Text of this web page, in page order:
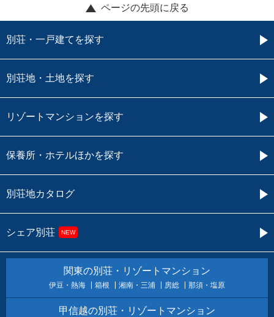
ページの先頭に戻る
別荘・一戸建てを探す
別荘地・土地を探す
リゾートマンションを探す
保養所・ホテルほかを探す
別荘地カタログ
シェア別荘 NEW
関東の別荘・リゾートマンション
伊豆・熱海 箱根 湘南・三浦 房総 那須・塩原
甲信越の別荘・リゾートマンション